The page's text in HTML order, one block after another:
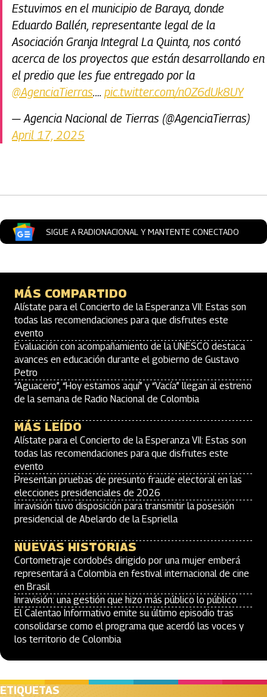
Estuvimos en el municipio de Baraya, donde
Eduardo Ballén, representante legal de la
Asociación Granja Integral La Quinta, nos contó
acerca de los proyectos que están desarrollando en
el predio que les fue entregado por la
@AgenciaTierras.… pic.twitter.com/n0Z6dUk8UY
— Agencia Nacional de Tierras (@AgenciaTierras)
April 17, 2025
SIGUE A RADIONACIONAL Y MANTENTE CONECTADO
MÁS COMPARTIDO
Alístate para el Concierto de la Esperanza VII: Estas son
todas las recomendaciones para que disfrutes este
evento
Evaluación con acompañamiento de la UNESCO destaca
avances en educación durante el gobierno de Gustavo
Petro
“Aguacero”, “Hoy estamos aquí” y “Vacía” llegan al estreno
de la semana de Radio Nacional de Colombia
MÁS LEÍDO
Alístate para el Concierto de la Esperanza VII: Estas son
todas las recomendaciones para que disfrutes este
evento
Presentan pruebas de presunto fraude electoral en las
elecciones presidenciales de 2026
Inravisión tuvo disposición para transmitir la posesión
presidencial de Abelardo de la Espriella
NUEVAS HISTORIAS
Cortometraje cordobés dirigido por una mujer emberá
representará a Colombia en festival internacional de cine
en Brasil
Inravisión: una gestión que hizo más público lo público
El Calentao Informativo emite su último episodio tras
consolidarse como el programa que acerdó las voces y
los territorio de Colombia
ETIQUETAS